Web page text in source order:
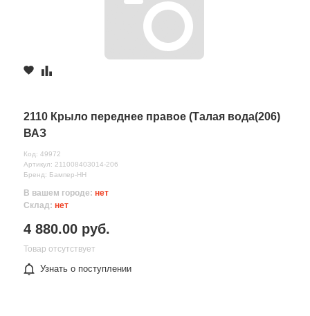
2110 Крыло переднее правое (Талая вода(206)
ВАЗ
Код: 49972
Артикул: 211008403014-206
Бренд: Бампер-НН
В вашем городе: нет
Склад: нет
4 880.00 руб.
Товар отсутствует
Узнать о поступлении